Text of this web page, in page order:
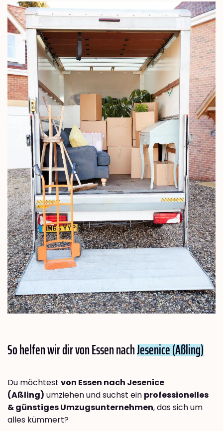
So helfen wir dir von Essen nachJesenice (Aßling)
Du möchtest von Essen nach Jesenice
(Aßling) umziehen und suchst ein professionelles
& günstiges Umzugsunternehmen, das sich um
alles kümmert?